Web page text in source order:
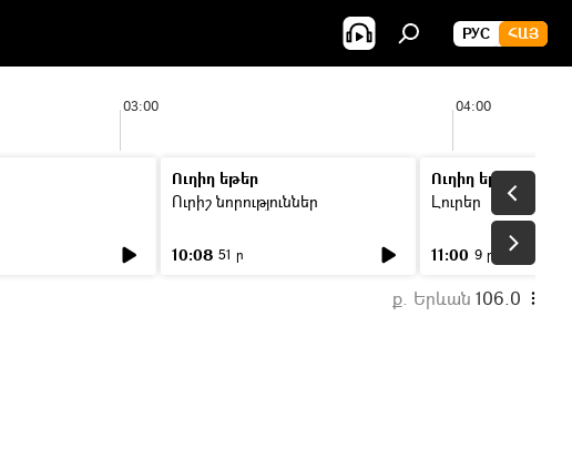
РУС ՀԱՅ
03:00 04:00
Ուղիղ եթեր
Ուրիշ նորություններ
10:08 51 ր
Ուղիղ եթեր
Լուրեր
11:00 9 ր
ք. Երևան 106.0